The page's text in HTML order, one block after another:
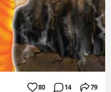
80 14 79